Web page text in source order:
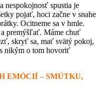
nespokojnosť spustia je
pojať, hoci začne v snahe
Ocitneme sa v hmle.
a premýšľať. Máme chuť
skryť sa, mať svätý pokoj,
nikým o tom hovoriť
EMÓCIÍ – SMÚTKU,